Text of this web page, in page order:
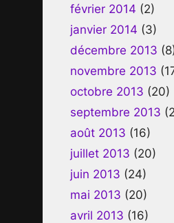
février 2014 (2)
janvier 2014 (3)
décembre 2013
novembre 2013
octobre 2013 (20)
septembre 2013
août 2013 (16)
juillet 2013 (20)
juin 2013 (24)
mai 2013 (20)
avril 2013 (16)